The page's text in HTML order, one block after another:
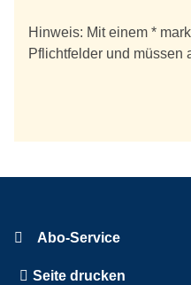
Hinweis: Mit einem *
Pflichtfelder und müssen
Abo-Service
Seite drucken